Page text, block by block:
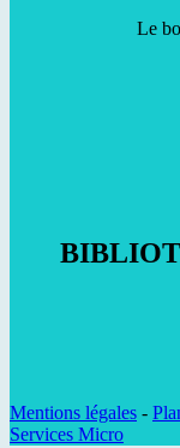
Le
Mentions légales -
Services Micro